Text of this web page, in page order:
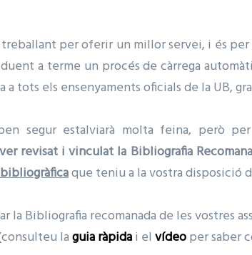
treballant per oferir un millor servei, i és
a terme un procés de càrrega
a tots els ensenyaments oficials de la UB,
segur estalviarà molta feina, però
revisat i vinculat la Bibliografia
que teniu a la vostra disposició
la Bibliografia recomanada de les vostres
laguia ràpidai el vídeoper saber